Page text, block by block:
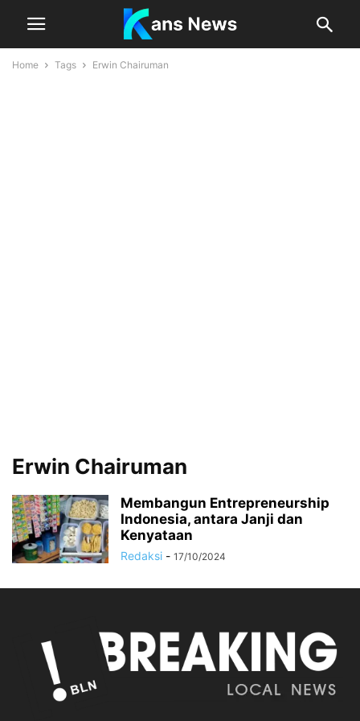
Home Tags Erwin Chairuman
Erwin Chairuman
Membangun Entrepreneurship
Indonesia, antara Janji dan
Kenyataan
Redaksi - 17/10/2024